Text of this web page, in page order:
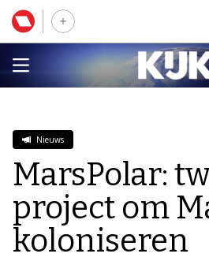
Nieuws
MarsPolar:
project om
koloniseren